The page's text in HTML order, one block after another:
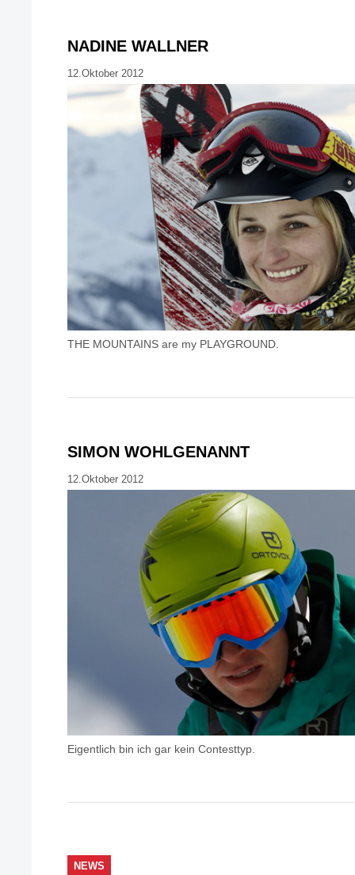
NADINE WALLNER
12.Oktober 2012
THE MOUNTAINS are my PLAYGROUND.
SIMON WOHLGENANNT
12.Oktober 2012
Eigentlich bin ich gar kein Contesttyp.
NEWS